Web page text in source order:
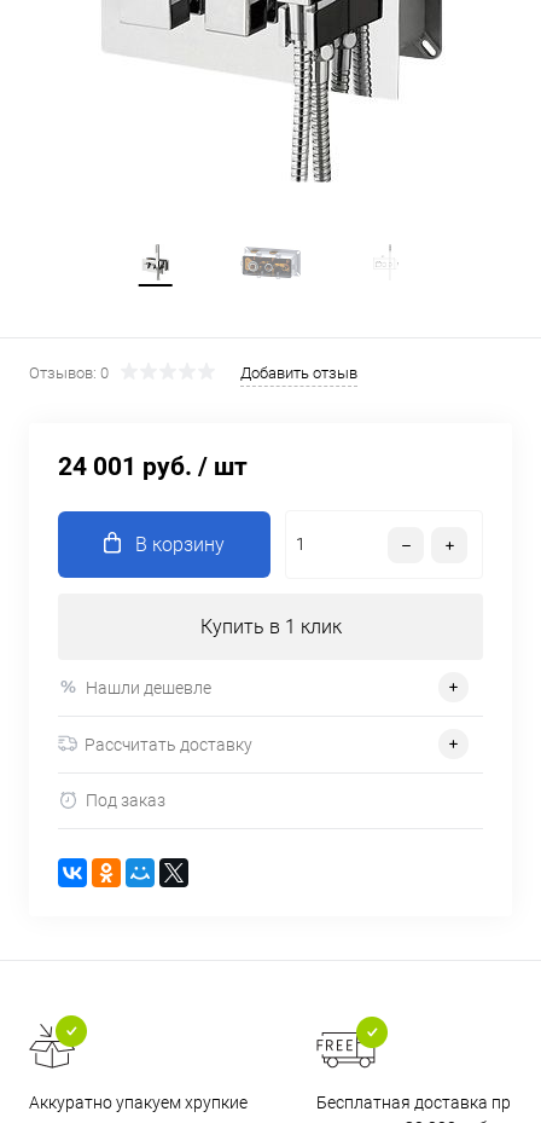
Отзывов: 0 Добавить отзыв
24 001 руб. / шт
В корзину
Купить в 1 клик
Нашли дешевле
Рассчитать доставку
Под заказ
Аккуратно упакуем хрупкие
Бесплатная доставка при